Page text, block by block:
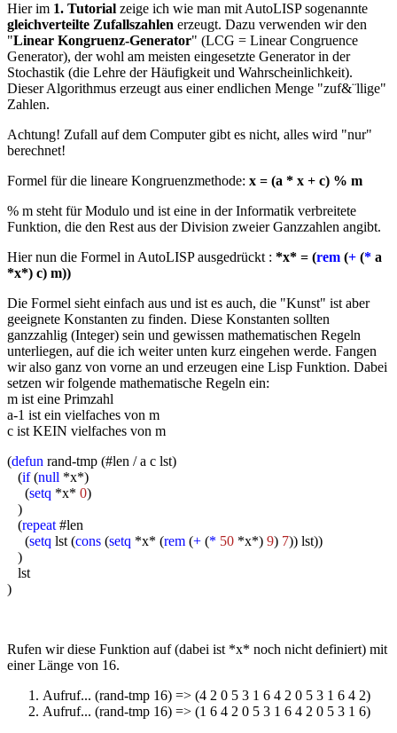
Hier im 1. Tutorial zeige ich wie man mit AutoLISP sogenannte
gleichverteilte Zufallszahlen erzeugt. Dazu verwenden wir den
"Linear Kongruenz-Generator" (LCG = Linear Congruence
Generator), der wohl am meisten eingesetzte Generator in der
Stochastik (die Lehre der Häufigkeit und Wahrscheinlichkeit).
Dieser Algorithmus erzeugt aus einer endlichen Menge "zuf&¨llige"
Zahlen.
Achtung! Zufall auf dem Computer gibt es nicht, alles wird "nur"
berechnet!
Formel für die lineare Kongruenzmethode: x = (a * x + c) % m
% m steht für Modulo und ist eine in der Informatik verbreitete
Funktion, die den Rest aus der Division zweier Ganzzahlen angibt.
Hier nun die Formel in AutoLISP ausgedrückt : *x* = (rem (+ (* a
*x*) c) m))
Die Formel sieht einfach aus und ist es auch, die "Kunst" ist aber
geeignete Konstanten zu finden. Diese Konstanten sollten
ganzzahlig (Integer) sein und gewissen mathematischen Regeln
unterliegen, auf die ich weiter unten kurz eingehen werde. Fangen
wir also ganz von vorne an und erzeugen eine Lisp Funktion. Dabei
setzen wir folgende mathematische Regeln ein:
m ist eine Primzahl
a-1 ist ein vielfaches von m
c ist KEIN vielfaches von m
(defun rand-tmp (#len / a c lst)
(if(null *x*)
(setq *x* 0)
)
(repeat #len
(setq lst (cons (setq *x* (rem (+ (* 50 *x*) 9) 7)) lst))
)
lst
)
Rufen wir diese Funktion auf (dabei ist *x* noch nicht definiert) mit
einer Länge von 16.
Aufruf... (rand-tmp 16) => (4 2 0 5 3 1 6 4 2 0 5 3 1 6 4 2)
Aufruf... (rand-tmp 16) => (1 6 4 2 0 5 3 1 6 4 2 0 5 3 1 6)